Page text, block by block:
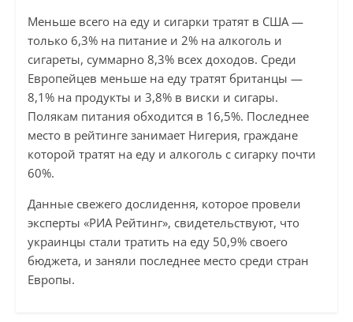
Меньше всего на еду и сигарки тратят в США —
только 6,3% на питание и 2% на алкоголь и
сигареты, суммарно 8,3% всех доходов. Среди
Европейцев меньше на еду тратят британцы —
8,1% на продукты и 3,8% в виски и сигары.
Полякам питания обходится в 16,5%. Последнее
место в рейтинге занимает Нигерия, граждане
которой тратят на еду и алкоголь с сигарку почти
60%.
Данные свежего дослидення, которое провели
эксперты «РИА Рейтинг», свидетельствуют, что
украинцы стали тратить на еду 50,9% своего
бюджета, и заняли последнее место среди стран
Европы.